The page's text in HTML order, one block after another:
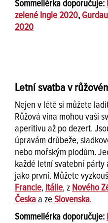
Sommeliérka doporučuje:
zelené Ingle 2020,
2020
Letní svatba v
Nejen v létě si můžete
Růžová vína mohou vaši
aperitivu až po dezert.
úpravám drůbeže,
nebo mořským plodům.
každé letní svatební párty
jako první. Můžete
Francie, Itálie, z Nového
Česka a ze Slovenska.
Sommeliérka doporučuje: